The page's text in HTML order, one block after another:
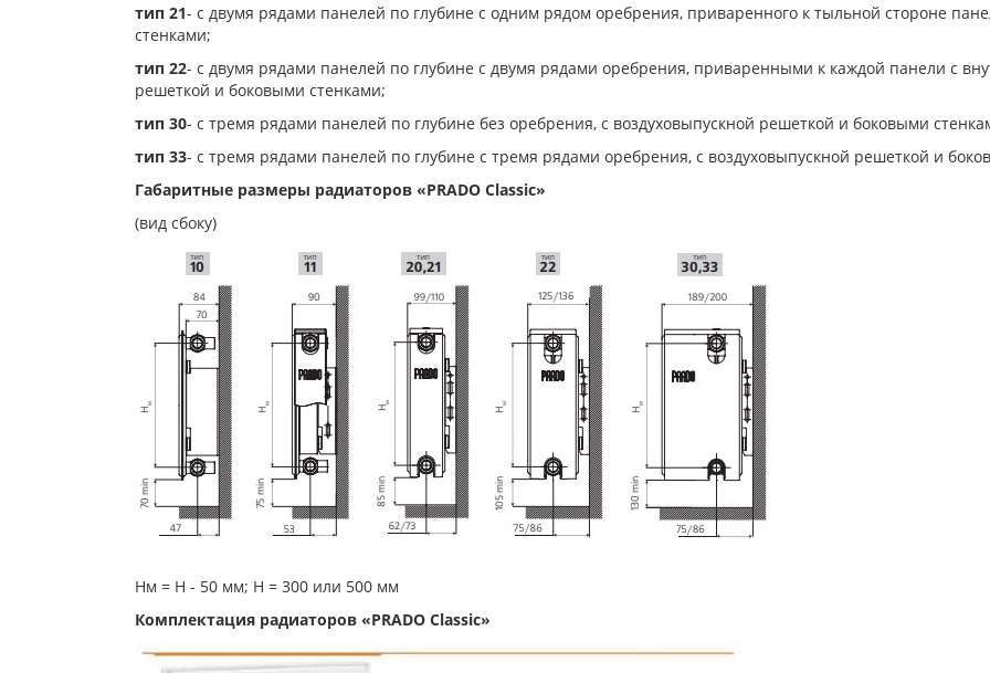
тип 21- с двумя рядами панелей по глубине с одним рядом оребрения, приваренного к тыльной стороне
стенками;
тип 22- с двумя рядами панелей по глубине с двумя рядами оребрения, приваренными к каждой панели с
решеткой и боковыми стенками;
тип 30- с тремя рядами панелей по глубине без оребрения, с воздуховыпускной решеткой и боковыми
тип 33- с тремя рядами панелей по глубине с тремя рядами оребрения, с воздуховыпускной решеткой и
Габаритные размеры радиаторов «PRADO Classic»
(вид сбоку)
Нм = Н - 50 мм; Н = 300 или 500 мм
Комплектация радиаторов «PRADO Classic»